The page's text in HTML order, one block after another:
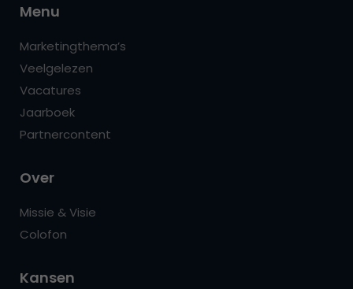
Menu
Marketingthema’s
Veelgelezen
Vacatures
Jaarboek
Partnercontent
Over
Missie & Visie
Colofon
Kansen